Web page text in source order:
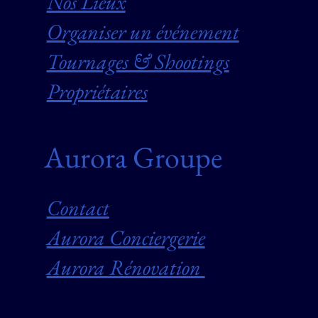
Organiser un événement
Tournages & Shootings
Propriétaires
Aurora Groupe
Contact
Aurora Conciergerie
Aurora Rénovation